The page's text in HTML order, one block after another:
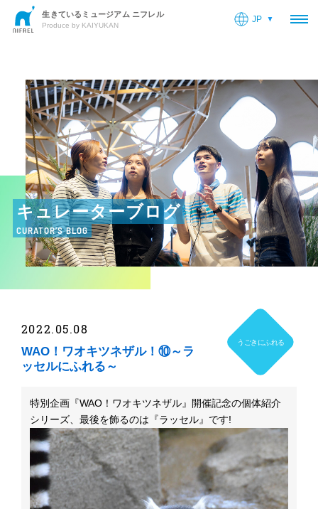
生きているミュージアム ニフレル
Produce by KAIYUKAN
JP
キュレーターブログ
CURATOR’S BLOG
うごきにふれる
2022.05.08
WAO！ワオキツネザル！⑩～ラ
ッセルにふれる～
特別企画『WAO！ワオキツネザル』開催記念の個体紹介
シリーズ、最後を飾るのは『ラッセル』です!